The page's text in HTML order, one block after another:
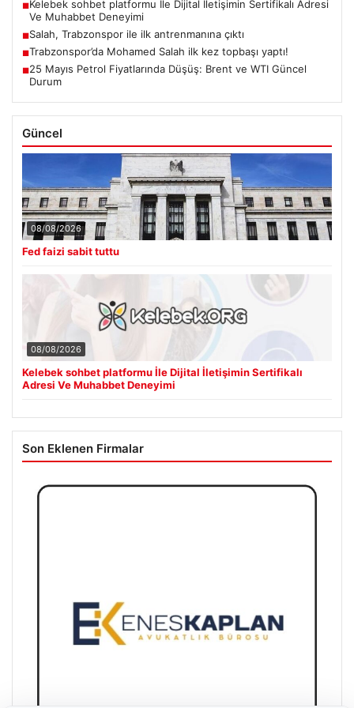
■Kelebek sohbet platformu İle Dijital İletişimin Sertifikalı Adresi
Ve Muhabbet Deneyimi
■Salah, Trabzonspor ile ilk antrenmanına çıktı
■Trabzonspor’da Mohamed Salah ilk kez topbaşı yaptı!
■25 Mayıs Petrol Fiyatlarında Düşüş: Brent ve WTI Güncel
Durum
Güncel
08/08/2026
Fed faizi sabit tuttu
08/08/2026
Kelebek sohbet platformu İle Dijital İletişimin Sertifikalı
Adresi Ve Muhabbet Deneyimi
Son Eklenen Firmalar